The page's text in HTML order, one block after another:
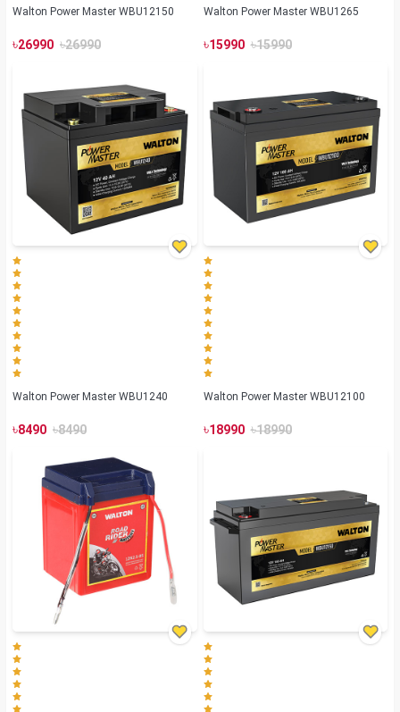
Walton Power Master WBU12150
৳26990 ৳26990
Walton Power Master WBU1265
৳15990 ৳15990
Walton Power Master WBU1240
৳8490 ৳8490
Walton Power Master WBU12100
৳18990 ৳18990